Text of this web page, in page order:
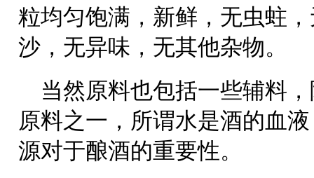
粒均匀饱满，新鲜，无虫蛀
沙，无异味，无其他杂物。
当然原料也包括一些辅料
原料之一，所谓水是酒的血
源对于酿酒的重要性。